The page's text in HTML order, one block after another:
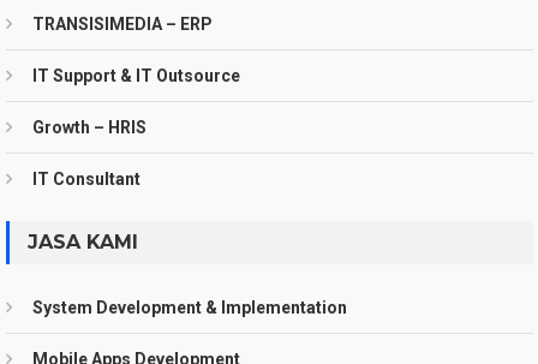
TRANSISIMEDIA – ERP
IT Support & IT Outsource
Growth – HRIS
IT Consultant
JASA KAMI
System Development & Implementation
Mobile Apps Development